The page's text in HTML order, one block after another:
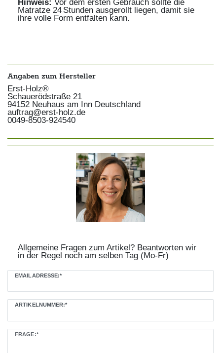
Hinweis: Vor dem ersten Gebrauch sollte die
Matratze 24 Stunden ausgerollt liegen, damit sie
ihre volle Form entfalten kann.
Angaben zum Hersteller
Erst-Holz®
Schauerödstraße 21
94152 Neuhaus am Inn Deutschland
auftrag@erst-holz.de
0049-8503-924540
Allgemeine Fragen zum Artikel? Beantworten wir
in der Regel noch am selben Tag (Mo-Fr)
EMAILADRESSE:*
ARTIKELNUMMER:*
FRAGE:*
Ceres::Template.mailFormHoneypotLabel